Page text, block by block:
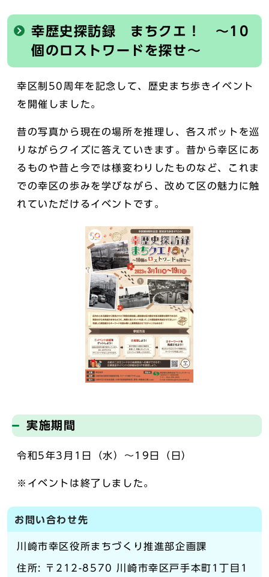
幸歴史探訪録 まちクエ！ ～10
個のロストワードを探せ～
幸区制50周年を記念して、歴史まち歩きイベント
を開催しました。
昔の写真から現在の場所を推理し、各スポットを巡
りながらクイズに答えていきます。昔から幸区にあ
るものや昔と今では様変わりしたものなど、これま
での幸区の歩みを学びながら、改めて区の魅力に触
れていただけるイベントです。
実施期間
令和5年3月1日（水）～19日（日）
※イベントは終了しました。
お問い合わせ先
川崎市幸区役所まちづくり推進部企画課
住所: 〒212-8570 川崎市幸区戸手本町1丁目1